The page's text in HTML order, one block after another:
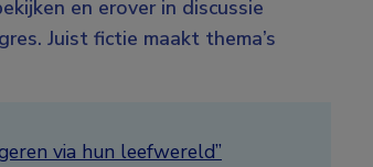
en erover in discussie
Juist fictie maakt thema’s
via hun leefwereld”